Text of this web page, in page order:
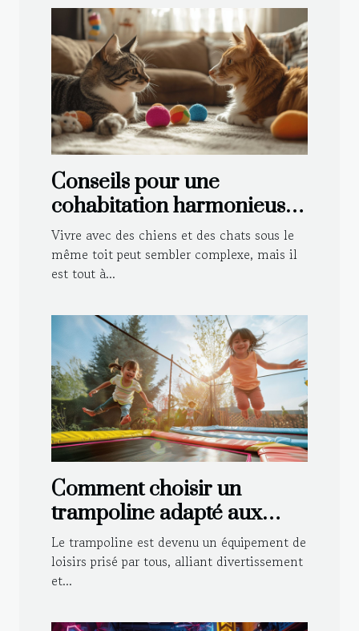
Conseils pour une
cohabitation harmonieuse
entre chiens et chats
Vivre avec des chiens et des chats sous le
même toit peut sembler complexe, mais il
est tout à...
Comment choisir un
trampoline adapté aux
enfants et aux adultes
Le trampoline est devenu un équipement de
loisirs prisé par tous, alliant divertissement
et...